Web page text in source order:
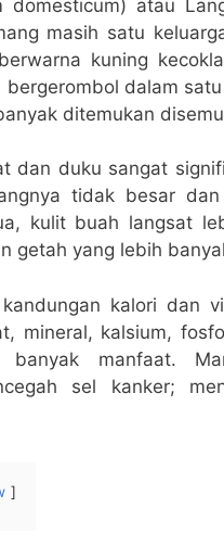
domesticum) atau
masih satu
kuning
bergerombol dalam
ditemukan
dan duku sangat
tidak besar
kulit buah langsat
getah yang lebih
kalori dan
mineral, kalsium,
banyak manfaat.
sel kanker;